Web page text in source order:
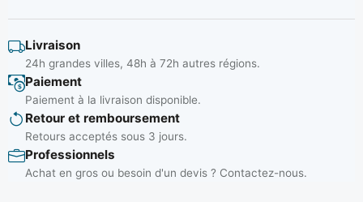
Livraison
24h grandes villes, 48h à 72h autres régions.
Paiement
Paiement à la livraison disponible.
Retour et remboursement
Retours acceptés sous 3 jours.
Professionnels
Achat en gros ou besoin d'un devis ? Contactez-nous.